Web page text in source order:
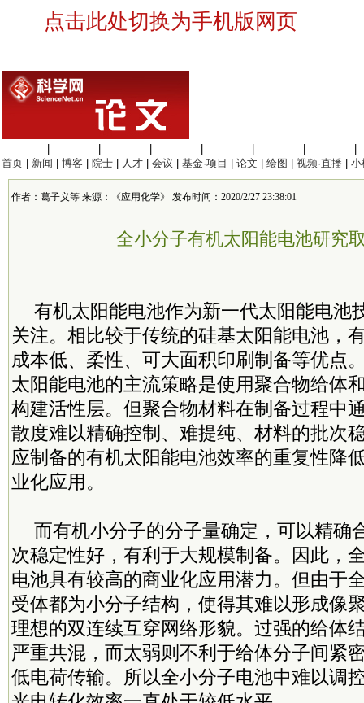
点击此处切换为手机版网页
首页
新闻 博客 院士 人才 会议 基金·项目 论文 绘图 视频·直播 小
作者：葛子义等 来源：《应用化学》 发布时间：2020/2/27 23:38:01
全小分子有机太阳能电池研究
有机太阳能电池作为新一代太阳能电池
关注。相比较于传统的硅基太阳能电池，
成本低、柔性、可大面积印刷制备等优点
太阳能电池的主流策略是使用聚合物给体
构建活性层。但聚合物材料在制备过程中
散度难以精确控制、难提纯、材料的批次
应制备的有机太阳能电池效率的重复性降
业化应用。
而有机小分子的分子量确定，可以精确
次稳定性好，有利于大规模制备。因此，
电池具有较高的商业化应用潜力。但由于
受体都为小分子结构，使得其难以形成像
理想的双连续互穿网络形貌。过强的给体
严重共混，而太弱则不利于给体分子间紧
低电荷传输。所以全小分子电池中难以调